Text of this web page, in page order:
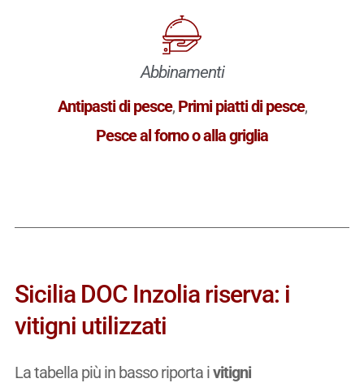
Abbinamenti
Antipasti di pesce, Primi piatti di pesce,
Pesce al forno o alla griglia
Sicilia DOC Inzolia riserva: i
vitigni utilizzati
La tabella più in basso riporta ivitigni